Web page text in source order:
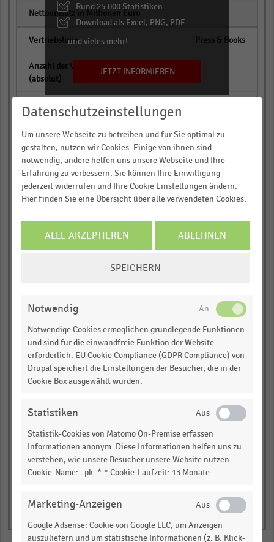
Press & Books
Dussmann das
KulturKaufhaus
Lehmanns
empty
Buchhandlung
Rupprecht
empty
empty
Rund 25.000 Statistiken
Download als Excel, PNG, PDF
… und vieles mehr!
JETZT INFORMIEREN
Datenschutzeinstellungen
Um unsere Webseite zu betreiben und für Sie optimal zu
gestalten, nutzen wir Cookies. Einige von ihnen sind
notwendig, andere helfen uns unsere Webseite und Ihre
Erfahrung zu verbessern. Sie können Ihre Einwilligung
jederzeit widerrufen und Ihre Cookie Einstellungen ändern.
Hier finden Sie eine Übersicht über alle verwendeten Cookies.
ALLE AKZEPTIEREN ABLEHNEN
SPEICHERN
Notwendig
Notwendige Cookies ermöglichen grundlegende Funktionen
und sind für die einwandfreie Funktion der Website
erforderlich. EU Cookie Compliance (GDPR Compliance) von
Drupal speichert die Einstellungen der Besucher, die in der
Cookie Box ausgewählt wurden.
Statistiken
Statistik-Cookies von Matomo On-Premise erfassen
Informationen anonym. Diese Informationen helfen uns zu
verstehen, wie unsere Besucher unsere Website nutzen.
Cookie-Name: _pk_*.* Cookie-Laufzeit: 13 Monate
Marketing-Anzeigen
Google Adsense: Cookie von Google LLC, um Anzeigen
auszuliefern und um statistische Informationen (z. B. Klick-